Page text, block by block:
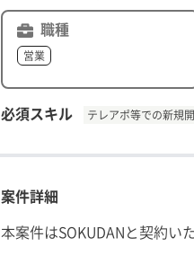
職種
営業
必須スキル テレアポ等での新規
案件詳細
本案件はSOKUDANと契約い